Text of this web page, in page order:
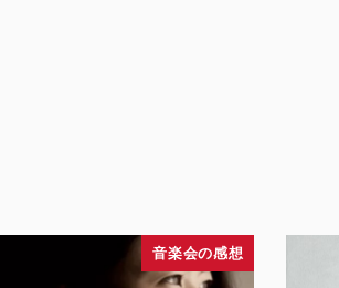
音楽会の感想